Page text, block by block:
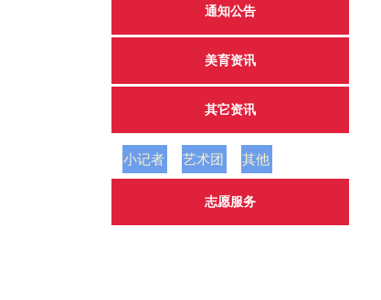
通知公告
美育资讯
其它资讯
小记者 艺术团 其他
志愿服务